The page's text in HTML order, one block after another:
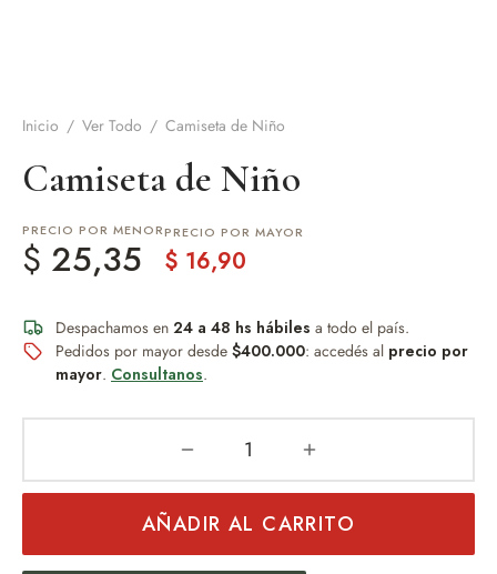
Inicio / Ver Todo / Camiseta de Niño
Camiseta de Niño
PRECIO POR MENOR
$ 25,35
PRECIO POR MAYOR
$ 16,90
Despachamos en 24 a 48 hs hábiles a todo el país.
Pedidos por mayor desde $400.000: accedés al precio por
mayor. Consultanos.
AÑADIR AL CARRITO
y accesorios